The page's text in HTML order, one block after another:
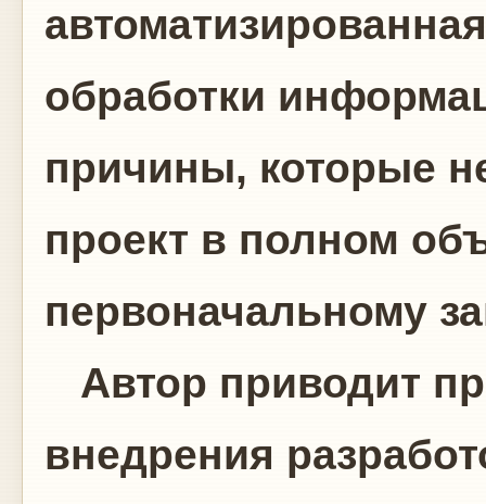
обработки
причины, которые
проект в полном
первоначальному
Автор приводит
внедрения